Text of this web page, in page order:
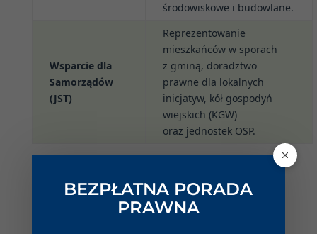
środowiskowe i budowlane.
Wsparcie dla
Samorządów
(JST)
Reprezentowanie
mieszkańców w sporach
z gminą, doradztwo
prawne dla lokalnych
inicjatyw, kół gospodyń
wiejskich (KGW)
oraz jednostek OSP.
Audytor Prawny Rolnika:
Czy Twoje gospodarstwo jest
BEZPŁATNA PORADA
PRAWNA